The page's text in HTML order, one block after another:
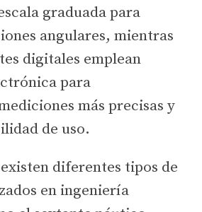
graduada para
angulares, mientras
digitales emplean
para
más precisas y
de uso.
diferentes tipos de
en ingeniería